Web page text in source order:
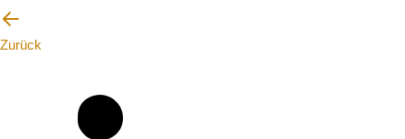
Zurück